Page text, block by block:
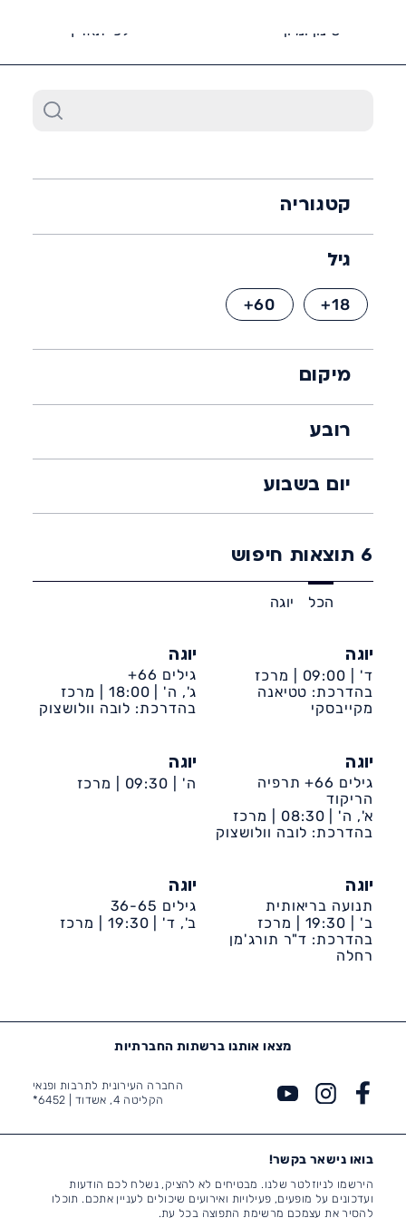
סינון ומיון לפי תאריך
קטגוריה
גיל
18+
60+
מיקום
רובע
יום בשבוע
6 תוצאות חיפוש
הכל יוגה
יוגה
ד' | 09:00 |
מרכז
קהילתי ד' ע״ש גולדי
בהדרכת: טטיאנה
מקייבסקי
יוגה
גילים 66+
ג', ה' | 18:00 |
מרכז
קהילתי טנה
בהדרכת: לובה וולושצוק
יוגה
גילים 66+ תרפיה
הריקוד
א', ה' | 08:30 |
מרכז
קהילתי טנה
בהדרכת: לובה וולושצוק
יוגה
ה' | 09:30 |
מרכז
יוגה
תנועה בריאותית
ב' | 19:30 |
מרכז
קהילתי קן מלכה (רובע
ט')
בהדרכת: ד"ר תורג'מן
רחלה
יוגה
גילים 36-65
ב', ד' | 19:30 |
מרכז
מצאו אותנו ברשתות החברתיות
החברה העירונית לתרבות ופנאי
הקליטה 4, אשדוד |
6452*
בואו נישאר בקשר!
הירשמו לניוזלטר שלנו. מבטיחים לא להציק, נשלח לכם הודעות
ועדכונים על מופעים, פעילויות ואירועים שיכולים לעניין אתכם. תוכלו
להסיר את עצמכם מרשימת התפוצה בכל עת.